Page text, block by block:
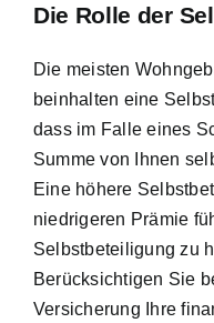
Die Rolle der
Die meisten
beinhalten eine
dass im Falle eines
Summe von Ihnen
Eine höhere
niedrigeren Prämie
Selbstbeteiligung zu
Berücksichtigen Sie
Versicherung Ihre